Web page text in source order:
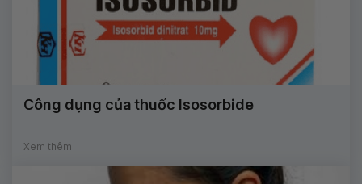
Công dụng của thuốc Isosorbide
Xem thêm